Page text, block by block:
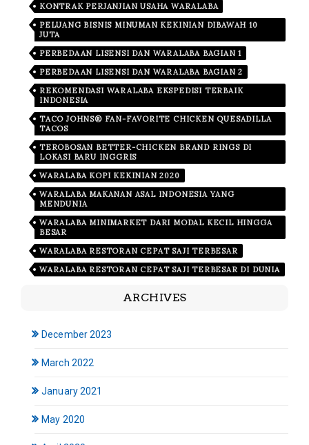
KONTRAK PERJANJIAN USAHA WARALABA
PELUANG BISNIS MINUMAN KEKINIAN DIBAWAH 10
JUTA
PERBEDAAN LISENSI DAN WARALABA BAGIAN 1
PERBEDAAN LISENSI DAN WARALABA BAGIAN 2
REKOMENDASI WARALABA EKSPEDISI TERBAIK
INDONESIA
TACO JOHNS® FAN-FAVORITE CHICKEN QUESADILLA
TACOS
TEROBOSAN BETTER-CHICKEN BRAND RINGS DI
LOKASI BARU INGGRIS
WARALABA KOPI KEKINIAN 2020
WARALABA MAKANAN ASAL INDONESIA YANG
MENDUNIA
WARALABA MINIMARKET DARI MODAL KECIL HINGGA
BESAR
WARALABA RESTORAN CEPAT SAJI TERBESAR
WARALABA RESTORAN CEPAT SAJI TERBESAR DI DUNIA
ARCHIVES
December 2023
March 2022
January 2021
May 2020